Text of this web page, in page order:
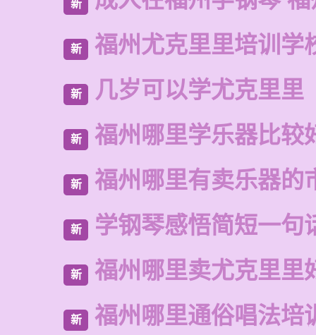
新
新 福州尤克里里培训学
新 几岁可以学尤克里里
新 福州哪里学乐器比较
新 福州哪里有卖乐器的
新 学钢琴感悟简短一句
新 福州哪里卖尤克里里
新 福州哪里通俗唱法培